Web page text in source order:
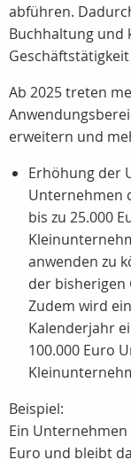
abführen.
Buchhaltung und
Ab 2025 treten
erweitern und
Erhöhung der
Unternehmen
bis zu 25.000
anwenden zu
der bisherigen
Zudem wird
Kalenderjahr
100.000 Euro
Beispiel:
Ein Unternehmen
Euro und bleibt